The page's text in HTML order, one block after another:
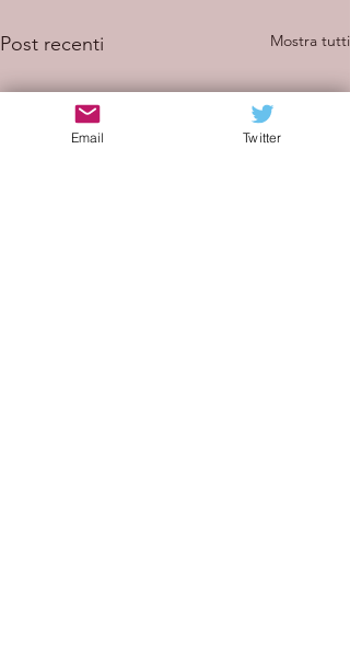
Post recenti Mostra tutti
Email Twitter